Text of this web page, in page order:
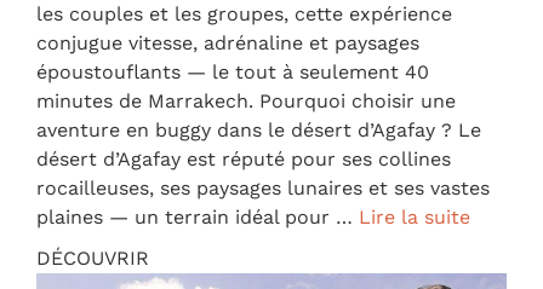
les couples et les groupes, cette expérience
conjugue vitesse, adrénaline et paysages
époustouflants — le tout à seulement 40
minutes de Marrakech. Pourquoi choisir une
aventure en buggy dans le désert d’Agafay ? Le
désert d’Agafay est réputé pour ses collines
rocailleuses, ses paysages lunaires et ses vastes
plaines — un terrain idéal pour … Lire la suite
DÉCOUVRIR